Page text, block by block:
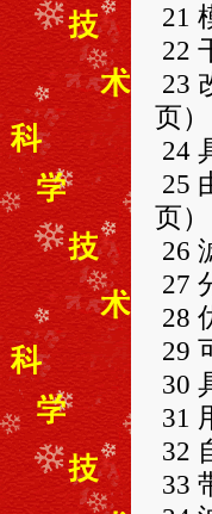
21
22
23
页）
24
25
页）
26
27
28
29
30
31
32
33